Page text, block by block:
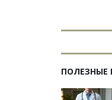
ПОЛЕЗНЫЕ